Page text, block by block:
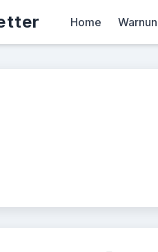
für Kärnten, Osttirol
Home